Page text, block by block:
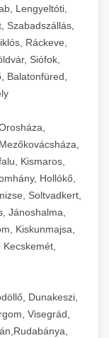
Lengyeltóti,
Szabadszállás,
Ráckeve,
Siófok,
Balatonfüred,
Kismaros,
Hollókő,
Soltvadkert,
Jánoshalma,
Kiskunmajsa,
Dunakeszi,
Visegrád,